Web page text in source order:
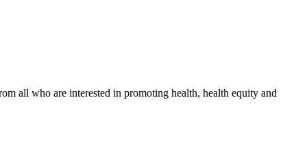
all who are interested in promoting health, health equity and